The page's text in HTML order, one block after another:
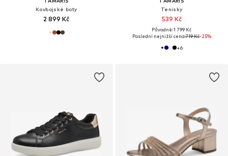
Kovbojské boty
2 899 Kč
Tenisky
539 Kč
Původně: 1 799 Kč
Poslední nejnižší cena:719 Kč-25%
+6